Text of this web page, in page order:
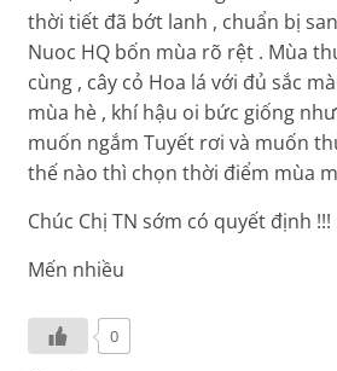
thời tiết đã bớt lanh , chuẩn bị
Nuoc HQ bốn mùa rõ rệt . Mùa
cùng , cây cỏ Hoa lá với đủ sắc
mùa hè , khí hậu oi bức giống
muốn ngắm Tuyết rơi và muốn
thế nào thì chọn thời điểm mùa
Chúc Chị TN sớm có quyết định !!!
Mến nhiều
0